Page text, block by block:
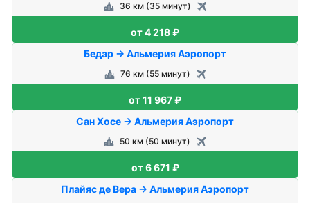
36 км (35 минут)
от 4 218 ₽
Бедар → Альмерия Аэропорт
76 км (55 минут)
от 11 967 ₽
Сан Хосе → Альмерия Аэропорт
50 км (50 минут)
от 6 671 ₽
Плайяс де Вера → Альмерия Аэропорт